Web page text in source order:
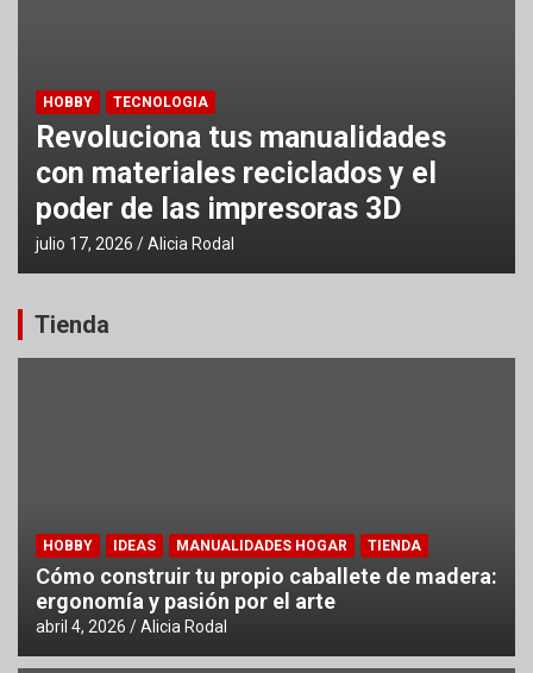
HOBBY TECNOLOGIA
Revoluciona tus manualidades
con materiales reciclados y el
poder de las impresoras 3D
julio 17, 2026 Alicia Rodal
Tienda
HOBBY IDEAS MANUALIDADES HOGAR TIENDA
Cómo construir tu propio caballete de madera:
ergonomía y pasión por el arte
abril 4, 2026 Alicia Rodal